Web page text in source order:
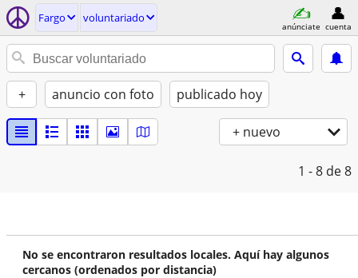
Fargo voluntariado
anúnciate cuenta
+ anuncio con foto publicado hoy
+ nuevo
1 - 8 de 8
No se encontraron resultados locales. Aquí hay algunos
cercanos (ordenados por distancia)